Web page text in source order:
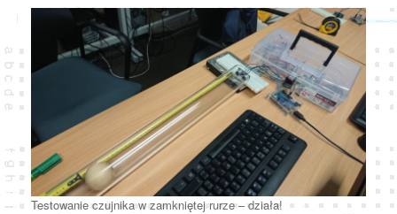
Testowanie czujnika w zamkniętej rurze – działa!